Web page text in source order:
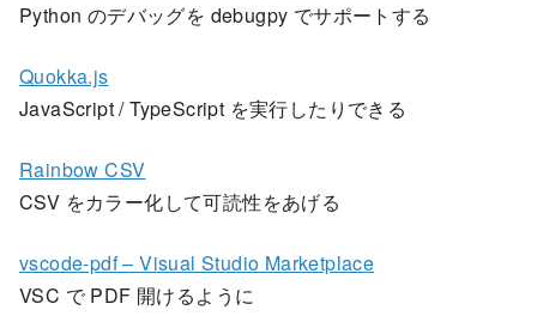
Python のデバッグを debugpy でサポートする
Quokka.js
JavaScript / TypeScript を実行したりできる
Rainbow CSV
CSV をカラー化して可読性をあげる
vscode-pdf – Visual Studio Marketplace
VSC で PDF 開けるように